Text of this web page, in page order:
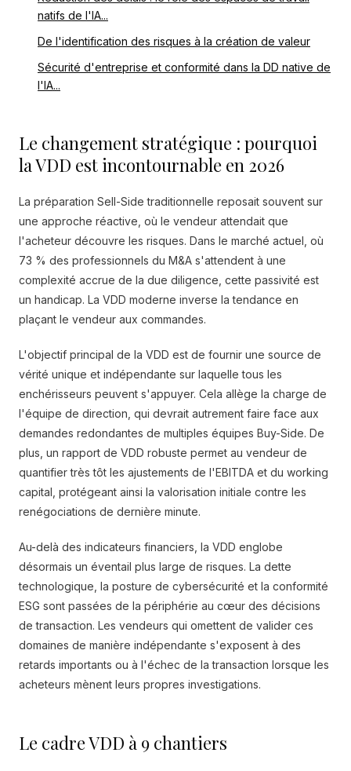
natifs de l'IA...
De l'identification des risques à la création de valeur
Sécurité d'entreprise et conformité dans la DD native de
l'IA...
Le changement stratégique : pourquoi
la VDD est incontournable en 2026
La préparation Sell-Side traditionnelle reposait souvent sur
une approche réactive, où le vendeur attendait que
l'acheteur découvre les risques. Dans le marché actuel, où
73 % des professionnels du M&A s'attendent à une
complexité accrue de la due diligence, cette passivité est
un handicap. La VDD moderne inverse la tendance en
plaçant le vendeur aux commandes.
L'objectif principal de la VDD est de fournir une source de
vérité unique et indépendante sur laquelle tous les
enchérisseurs peuvent s'appuyer. Cela allège la charge de
l'équipe de direction, qui devrait autrement faire face aux
demandes redondantes de multiples équipes Buy-Side. De
plus, un rapport de VDD robuste permet au vendeur de
quantifier très tôt les ajustements de l'EBITDA et du working
capital, protégeant ainsi la valorisation initiale contre les
renégociations de dernière minute.
Au-delà des indicateurs financiers, la VDD englobe
désormais un éventail plus large de risques. La dette
technologique, la posture de cybersécurité et la conformité
ESG sont passées de la périphérie au cœur des décisions
de transaction. Les vendeurs qui omettent de valider ces
domaines de manière indépendante s'exposent à des
retards importants ou à l'échec de la transaction lorsque les
acheteurs mènent leurs propres investigations.
Le cadre VDD à 9 chantiers